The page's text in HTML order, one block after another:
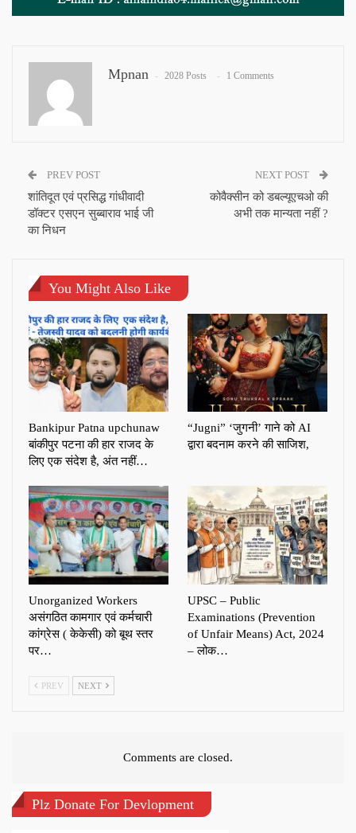
Mpnan 2028 Posts 1 Comments
PREV POST
शांतिदूत एवं प्रसिद्ध गांधीवादी
डॉक्टर एसएन सुब्बाराव भाई जी
का निधन
NEXT POST
कोवैक्सीन को डबल्यूएचओ की
अभी तक मान्यता नहीं ?
You Might Also Like
Bankipur Patna upchunaw
बांकीपुर पटना की हार राजद के
लिए एक संदेश है, अंत नहीं…
“Jugni” ‘जुगनी’ गाने को AI
द्वारा बदनाम करने की साजिश,
Unorganized Workers
असंगठित कामगार एवं कर्मचारी
कांग्रेस ( केकेसी) को बूथ स्तर
पर…
UPSC – Public
Examinations (Prevention
of Unfair Means) Act, 2024
– लोक…
PREV NEXT
Comments are closed.
Plz Donate For Devlopment